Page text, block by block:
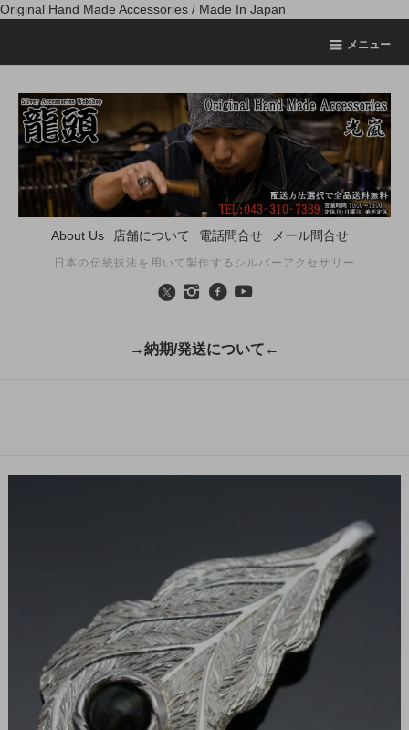
Original Hand Made Accessories / Made In Japan
メニュー
About Us 店舗について 電話問合せ メール問合せ
日本の伝統技法を用いて製作するシルバーアクセサリー
→納期/発送について←